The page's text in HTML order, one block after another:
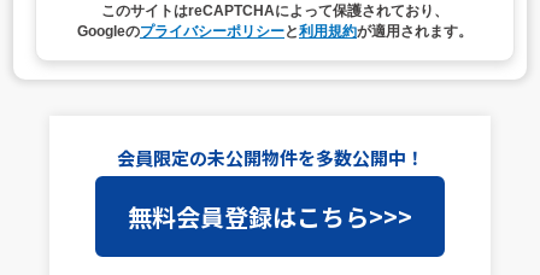
（1）お問い合わせ対応（本人への連絡を含む）のため
4. 個人情報取扱いの委託
当社は事業運営上、前項利用目的の範囲に限って個人情報
を外部に委託することがあります。この場合、個人情報保
護水準の高い委託先を選定し、個人情報の適正管理・機密
保持についての契約を交わし、適切な管理を実施させま
このサイトはreCAPTCHAによって保護されており、
Googleのプライバシーポリシーと利用規約が適用されます。
会員限定の未公開物件を多数公開中！
無料会員登録はこちら>>>